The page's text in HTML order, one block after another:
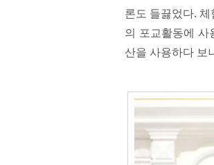
론도 들끓었다.
의 포교활동에 사
산을 사용하다 보